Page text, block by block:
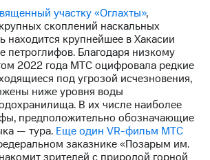
участку «Оглахты»,
скоплений наскальных
находится крупнейшее в Хакасии
петроглифов. Благодаря низкому
2022 года МТС оцифровала редкие
под угрозой исчезновения,
ниже уровня воды
В их числе наиболее
предположительно обозначающие
— тура. Еще один VR-фильм МТС
заказнике «Позарым им.